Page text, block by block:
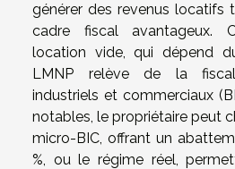
générer des revenus locatifs
cadre fiscal avantageux.
location vide, qui dépend
LMNP relève de la
industriels et commerciaux
notables, le propriétaire peut
micro-BIC, offrant un
%, ou le régime réel,